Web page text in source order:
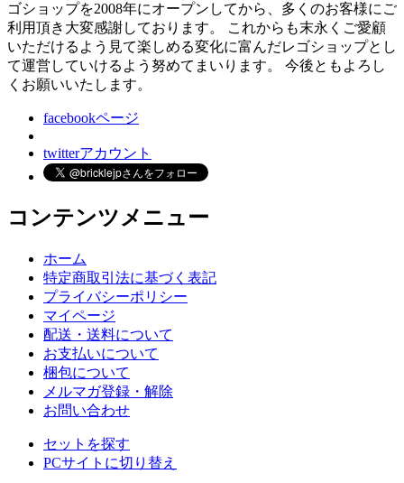
ゴショップを2008年にオープンしてから、多くのお客様にご
利用頂き大変感謝しております。 これからも末永くご愛顧
いただけるよう見て楽しめる変化に富んだレゴショップとし
て運営していけるよう努めてまいります。 今後ともよろし
くお願いいたします。
facebookページ
twitterアカウント
コンテンツメニュー
ホーム
特定商取引法に基づく表記
プライバシーポリシー
マイページ
配送・送料について
お支払いについて
梱包について
メルマガ登録・解除
お問い合わせ
セットを探す
PCサイトに切り替え